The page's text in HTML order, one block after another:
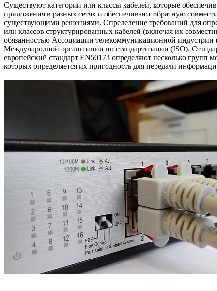
Существуют категории или классы кабелей, которые
приложения в разных сетях и обеспечивают обратную
существующими решениями. Определение требований для
или классов структурированных кабелей (включая их
обязанностью Ассоциации телекоммуникационной
Международной организации по стандартизации (ISO).
европейский стандарт EN50173 определяют несколько групп
которых определяется их пригодность для передачи